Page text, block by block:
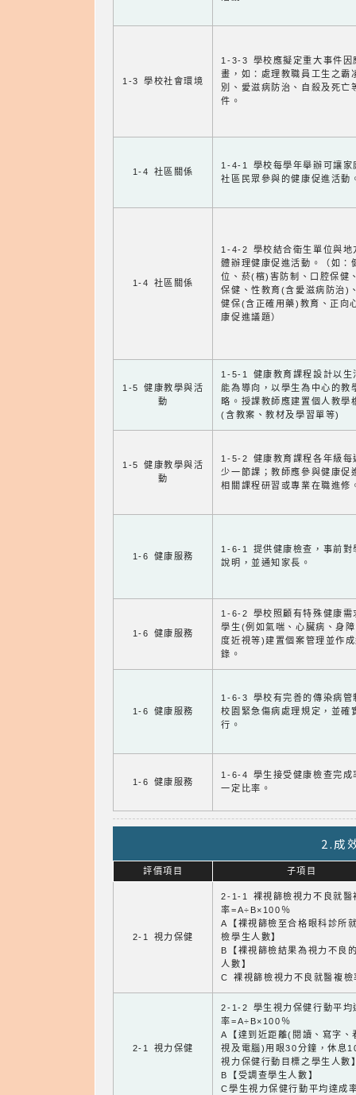
1-3 學校社會環境
1-3-3 學校應擬定重大事件因
畫，如：處理教職員工生之霸
別、愛滋病防治、自殺及死亡
件。
1-4 社區關係
1-4-1 學校每學年舉辦可讓家
社區民眾參與的健康促進活動
1-4 社區關係
1-4-2 學校結合衛生單位與地
體辦理健康促進活動。（如：
位、菸(檳)害防制、口腔保健
保健、性教育(含愛滋病防治)
健保(含正確用藥)教育、正向
康促進議題）
1-5 健康教學與活
動
1-5-1 健康教育課程設計以生
能為導向，以學生為中心的教
略。授課教師應建置個人教學
(含教案、教材及學習單等)
1-5 健康教學與活
動
1-5-2 健康教育課程各年級每
少一節課；教師應參與健康促
相關課程研習或專業在職進修
1-6 健康服務
1-6-1 提供健康檢查，事前對
說明，並通知家長。
1-6 健康服務
1-6-2 學校照顧有特殊健康需
學生(例如氣喘、心臟病、身
度近視等)建置個案管理並作
錄。
1-6 健康服務
1-6-3 學校有完善的傳染病管
校園緊急傷病處理規定，並確
行。
1-6 健康服務
1-6-4 學生接受健康檢查完成
一定比率。
2.成
評價項目 子項目
2-1 視力保健
2-1-1 裸視篩檢視力不良就醫
率=A÷B×100％
A【裸視篩檢至合格眼科診所
檢學生人數】
B【裸視篩檢結果為視力不良
人數】
C 裸視篩檢視力不良就醫複檢
2-1 視力保健
2-1-2 學生視力保健行動平均
率=A÷B×100％
A【達到近距離(閱讀、寫字、
視及電腦)用眼30分鐘，休息
視力保健行動目標之學生人數
B【受調查學生人數】
C學生視力保健行動平均達成